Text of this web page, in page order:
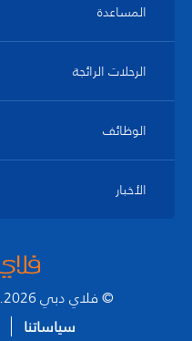
المساعدة
الرحلات الرائجة
الوظائف
الأخبار
© فلاي دبي 2026. جميع الحقوق محفوظة.
سياساتنا